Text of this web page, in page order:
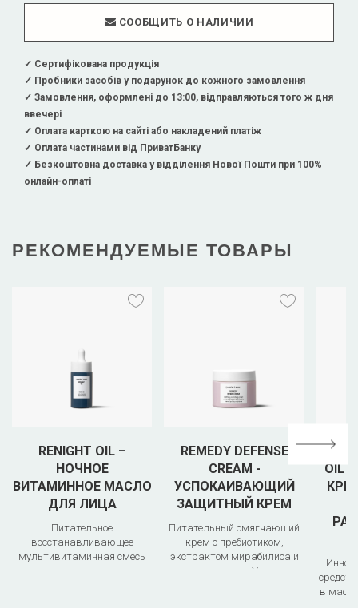
СООБЩИТЬ О НАЛИЧИИ
✓ Сертифікована продукція
✓ Пробники засобів у подарунок до кожного замовлення
✓ Замовлення, оформлені до 13:00, відправляються того ж дня
ввечері
✓ Оплата карткою на сайті або накладений платіж
✓ Оплата частинами від ПриватБанку
✓ Безкоштовна доставка у відділення Нової Пошти при 100%
онлайн-оплаті
РЕКОМЕНДУЕМЫЕ ТОВАРЫ
RENIGHT OIL –
НОЧНОЕ
ВИТАМИННОЕ МАСЛО
ДЛЯ ЛИЦА
Питательное
восстанавливающее
мультивитаминная смесь
REMEDY DEFENSE
CREAM -
УСПОКАИВАЮЩИЙ
ЗАЩИТНЫЙ КРЕМ
Питательный смягчающий
крем с пребиотиком,
экстрактом мирабилиса и
маслом марулы. Укрепляет
OIL
в